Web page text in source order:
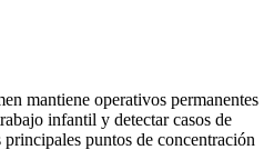
mantiene operativos permanentes
infantil y detectar casos de
puntos de concentración